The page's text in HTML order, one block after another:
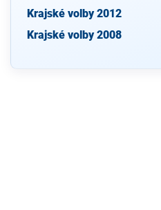
Krajské volby 2012
Krajské volby 2008